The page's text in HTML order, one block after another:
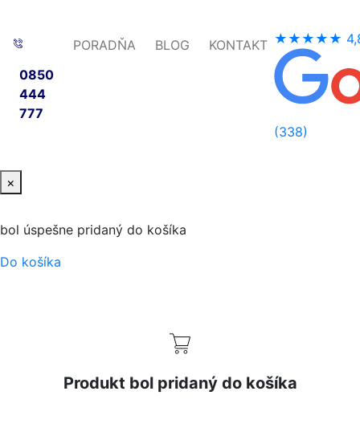
0850
444
777
PORADŇA BLOG KONTAKT ★★★★★
(338)
×
bol úspešne pridaný do košíka
Do košíka
Produkt bol pridaný do košíka